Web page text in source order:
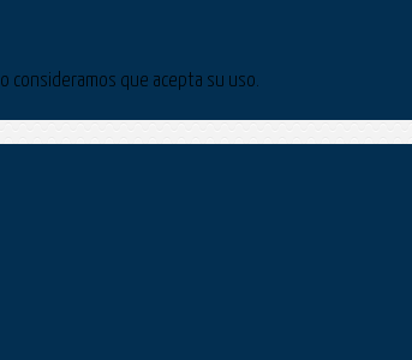
consideramos que acepta su uso.